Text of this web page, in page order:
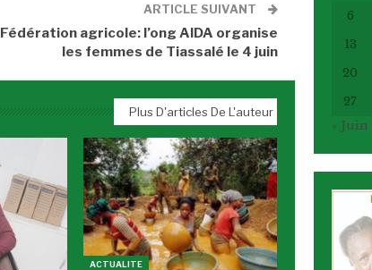
ARTICLE SUIVANT
Fédération agricole: l’ong AIDA organise
les femmes de Tiassalé le 4 juin
Plus D'articles De L'auteur
ACTUALITE
6
13
20
27
« Juin